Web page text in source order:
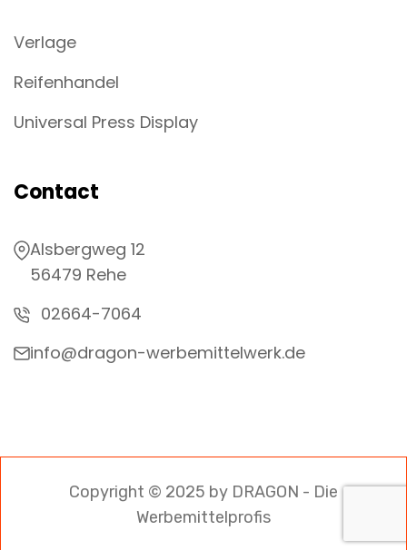
Verlage
Reifenhandel
Universal Press Display
Contact
Alsbergweg 12
56479 Rehe
02664-7064
info@dragon-werbemittelwerk.de
Copyright © 2025 by DRAGON - Die
Werbemittelprofis